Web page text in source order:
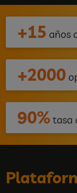
+15 años
+2000
90% tasa